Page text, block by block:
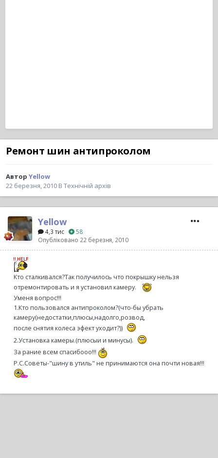
Ремонт шин антипроколом
Автор Yellow
22 березня, 2010 В Технічній архів
Yellow
4,3 тис
58
Опубліковано 22 березня, 2010
Кто сталкивался?Так получилось что покрышку нельзя
отремонтировать и я установил камеру.
Уменя вопрос!!!
1.Кто пользовался антипроколом?(что-бы убрать
камеру(недостатки,плюсы,надолго,розвод,
после снятия колеса эфект уходит?))
2.Установка камеры.(плюсыи и минусы).
За рание всем спасибооо!!!
Р.С.Советы-"шину в утиль" не принимаются она почти новая!!!